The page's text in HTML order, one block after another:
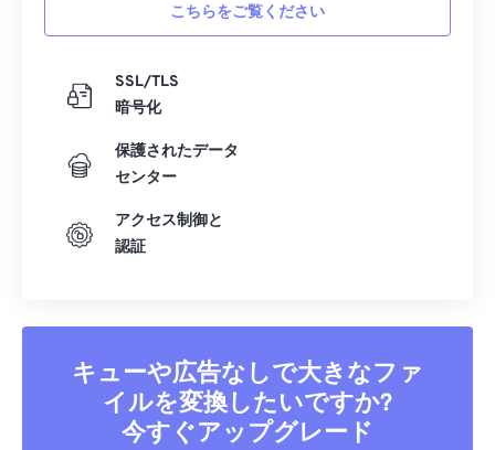
こちらをご覧ください
SSL/TLS
暗号化
保護されたデータ
センター
アクセス制御と
認証
キューや広告なしで大きなファ
イルを変換したいですか?
今すぐアップグレード